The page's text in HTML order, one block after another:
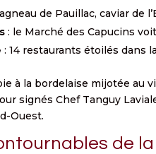
de Pauillac, caviar de
: le Marché des Capucins
: 14 restaurants étoilés dans
à la bordelaise mijotée au
signés Chef Tanguy
Ouest.
de